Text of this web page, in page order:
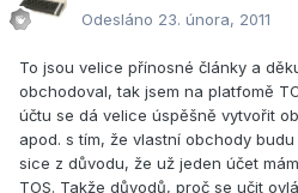
Odesláno 23. února, 2011
To jsou velice přínosné články a
obchodoval, tak jsem na platfomě
účtu se dá velice úspěšně vytvořit
apod. s tím, že vlastní obchody
sice z důvodu, že už jeden účet
TOS. Takže důvodů, proč se učit